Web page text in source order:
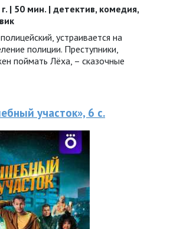
| 50 мин. | детектив, комедия,
устраивается на
полиции. Преступники,
поймать Лёха, – сказочные
участок», 6 с.